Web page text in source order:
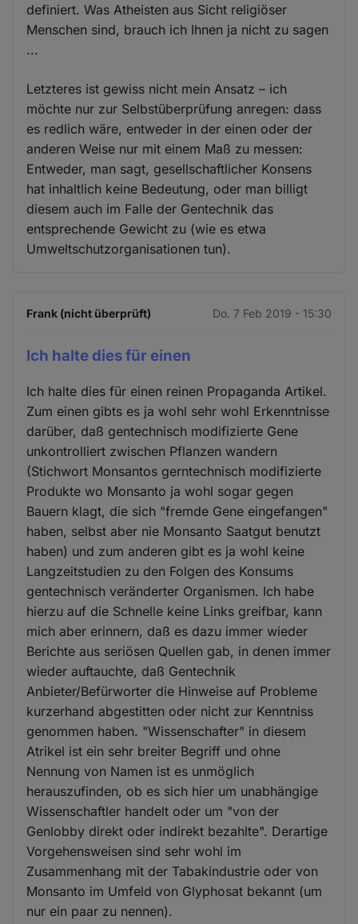
definiert. Was Atheisten aus Sicht religiöser
Menschen sind, brauch ich Ihnen ja nicht zu sagen
...
Letzteres ist gewiss nicht mein Ansatz – ich
möchte nur zur Selbstüberprüfung anregen: dass
es redlich wäre, entweder in der einen oder der
anderen Weise nur mit einem Maß zu messen:
Entweder, man sagt, gesellschaftlicher Konsens
hat inhaltlich keine Bedeutung, oder man billigt
diesem auch im Falle der Gentechnik das
entsprechende Gewicht zu (wie es etwa
Umweltschutzorganisationen tun).
Frank (nicht überprüft) Do. 7 Feb 2019 - 15:30
Ich halte dies für einen
Ich halte dies für einen reinen Propaganda Artikel.
Zum einen gibts es ja wohl sehr wohl Erkenntnisse
darüber, daß gentechnisch modifizierte Gene
unkontrolliert zwischen Pflanzen wandern
(Stichwort Monsantos gerntechnisch modifizierte
Produkte wo Monsanto ja wohl sogar gegen
Bauern klagt, die sich "fremde Gene eingefangen"
haben, selbst aber nie Monsanto Saatgut benutzt
haben) und zum anderen gibt es ja wohl keine
Langzeitstudien zu den Folgen des Konsums
gentechnisch veränderter Organismen. Ich habe
hierzu auf die Schnelle keine Links greifbar, kann
mich aber erinnern, daß es dazu immer wieder
Berichte aus seriösen Quellen gab, in denen immer
wieder auftauchte, daß Gentechnik
Anbieter/Befürworter die Hinweise auf Probleme
kurzerhand abgestitten oder nicht zur Kenntniss
genommen haben. "Wissenschafter" in diesem
Atrikel ist ein sehr breiter Begriff und ohne
Nennung von Namen ist es unmöglich
herauszufinden, ob es sich hier um unabhängige
Wissenschaftler handelt oder um "von der
Genlobby direkt oder indirekt bezahlte". Derartige
Vorgehensweisen sind sehr wohl im
Zusammenhang mit der Tabakindustrie oder von
Monsanto im Umfeld von Glyphosat bekannt (um
nur ein paar zu nennen).